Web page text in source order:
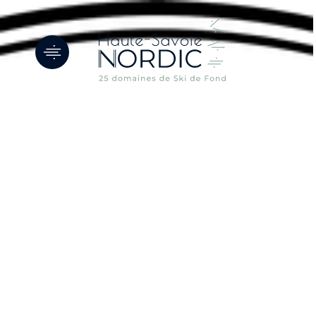
Panneau de gestion des cookies